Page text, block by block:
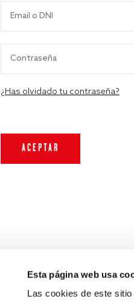
Esta página web usa
Las cookies de este
¿Has olvidado tu contraseña?